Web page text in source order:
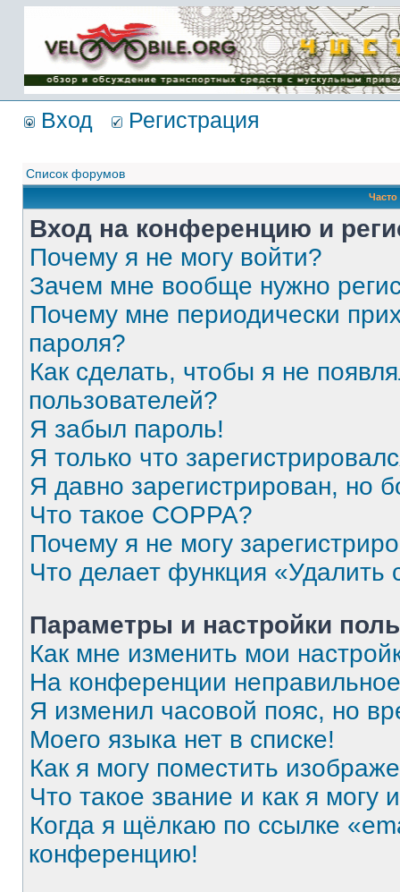
Имя пользователя:
Пароль:
{ LOG_ME_IN_SHORT
}
Вход Регистрация
Список форумов
Вход на конференцию и
Почему я не могу войти?
Зачем мне вообще нужно
Почему мне периодически
пароля?
Как сделать, чтобы я не
пользователей?
Я забыл пароль!
Я только что
Я давно зарегистрирован, но
Что такое COPPA?
Почему я не могу
Что делает функция
Параметры и настройки
Как мне изменить мои
На конференции
Я изменил часовой пояс, но
Моего языка нет в списке!
Как я могу поместить
Что такое звание и как я могу
Когда я щёлкаю по ссылке
конференцию!